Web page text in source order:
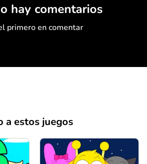
hay comentarios
primero en comentar
a estos juegos